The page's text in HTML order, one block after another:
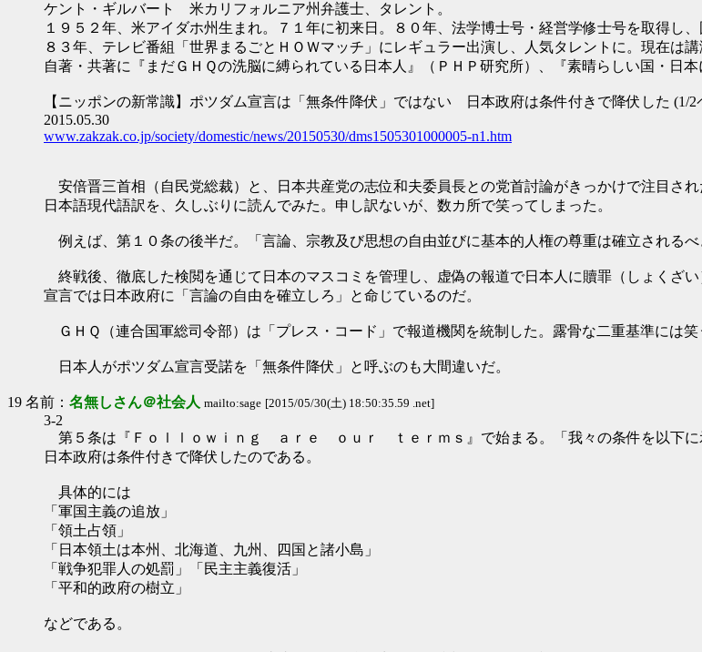
ケント・ギルバート 米カリフォルニア州弁護士、タレント。
１９５２年、米アイダホ州生まれ。７１年に初来日。８０年、法学博士号・経営学修士号を取得し、
８３年、テレビ番組「世界まるごとＨＯＷマッチ」にレギュラー出演し、人気タレントに。現在は講
自著・共著に『まだＧＨＱの洗脳に縛られている日本人』（ＰＨＰ研究所）、『素晴らしい国・日本
【ニッポンの新常識】ポツダム宣言は「無条件降伏」ではない 日本政府は条件付きで降伏した (1/2
2015.05.30
www.zakzak.co.jp/society/domestic/news/20150530/dms1505301000005-n1.htm
安倍晋三首相（自民党総裁）と、日本共産党の志位和夫委員長との党首討論がきっかけで注目さ
日本語現代語訳を、久しぶりに読んでみた。申し訳ないが、数カ所で笑ってしまった。
例えば、第１０条の後半だ。「言論、宗教及び思想の自由並びに基本的人権の尊重は確立されるべ
終戦後、徹底した検閲を通じて日本のマスコミを管理し、虚偽の報道で日本人に贖罪（しょくざい
宣言では日本政府に「言論の自由を確立しろ」と命じているのだ。
ＧＨＱ（連合国軍総司令部）は「プレス・コード」で報道機関を統制した。露骨な二重基準には笑
日本人がポツダム宣言受諾を「無条件降伏」と呼ぶのも大間違いだ。
19 名前： 名無しさん＠社会人 mailto:sage [2015/05/30(土) 18:50:35.59 .net]
3-2
第５条は『Ｆｏｌｌｏｗｉｎｇ ａｒｅ ｏｕｒ ｔｅｒｍｓ』で始まる。「我々の条件を以下に
日本政府は条件付きで降伏したのである。
具体的には
「軍国主義の追放」
「領土占領」
「日本領土は本州、北海道、九州、四国と諸小島」
「戦争犯罪人の処罰」「民主主義復活」
「平和的政府の樹立」
などである。